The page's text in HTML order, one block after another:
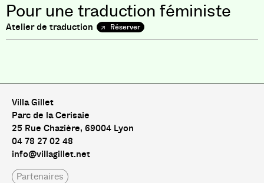
Pour une traduction féministe
Atelier de traduction Réserver
Villa Gillet
Parc de la Cerisaie
25 Rue Chazière, 69004 Lyon
04 78 27 02 48
info@villagillet.net
Partenaires